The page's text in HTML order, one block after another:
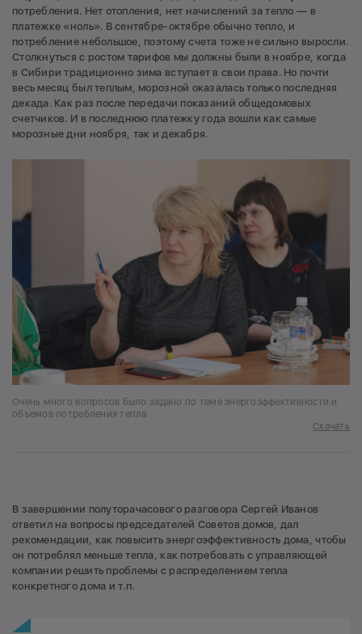
потребления. Нет отопления, нет начислений за тепло — в
платежке «ноль». В сентябре-октябре обычно тепло, и
потребление небольшое, поэтому счета тоже не сильно выросли.
Столкнуться с ростом тарифов мы должны были в ноябре, когда
в Сибири традиционно зима вступает в свои права. Но почти
весь месяц был теплым, морозной оказалась только последняя
декада. Как раз после передачи показаний общедомовых
счетчиков. И в последнюю платежку года вошли как самые
морозные дни ноября, так и декабря.
Очень много вопросов было задано по теме энергоэффективности и
объемов потребления тепла
Скачать
В завершении полуторачасового разговора Сергей Иванов
ответил на вопросы председателей Советов домов, дал
рекомендации, как повысить энергоэффективность дома, чтобы
он потреблял меньше тепла, как потребовать с управляющей
компании решить проблемы с распределением тепла
конкретного дома и т.п.